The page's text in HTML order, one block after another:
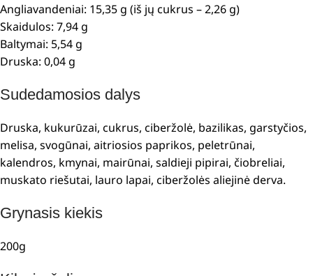
Angliavandeniai: 15,35 g (iš jų cukrus – 2,26 g)
Skaidulos: 7,94 g
Baltymai: 5,54 g
Druska: 0,04 g
Sudedamosios dalys
Druska, kukurūzai, cukrus, ciberžolė, bazilikas, garstyčios,
melisa, svogūnai, aitriosios paprikos, peletrūnai,
kalendros, kmynai, mairūnai, saldieji pipirai, čiobreliai,
muskato riešutai, lauro lapai, ciberžolės aliejinė derva.
Grynasis kiekis
200g